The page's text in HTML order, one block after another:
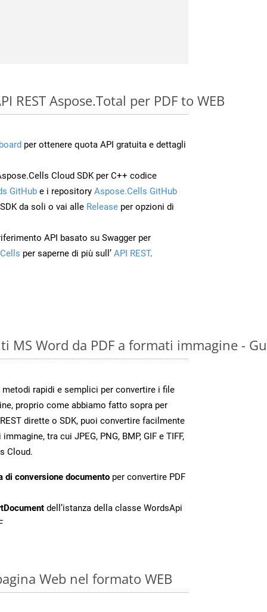
REST Aspose.Total per PDF to WEB
per ottenere quota API gratuita e dettagli
Cloud SDK per C++ codice
GitHub e i repository Aspose.Cells GitHub
da soli o vai alle Release per opzioni di
API basato su Swagger per
per saperne di più sull’ API REST.
MS Word da PDF a formati immagine -
rapidi e semplici per convertire i file
proprio come abbiamo fatto sopra per
dirette o SDK, puoi convertire facilmente
tra cui JPEG, PNG, BMP, GIF e TIFF,
Cloud.
di conversione documento per convertire PDF
dell’istanza della classe WordsApi
Web nel formato WEB